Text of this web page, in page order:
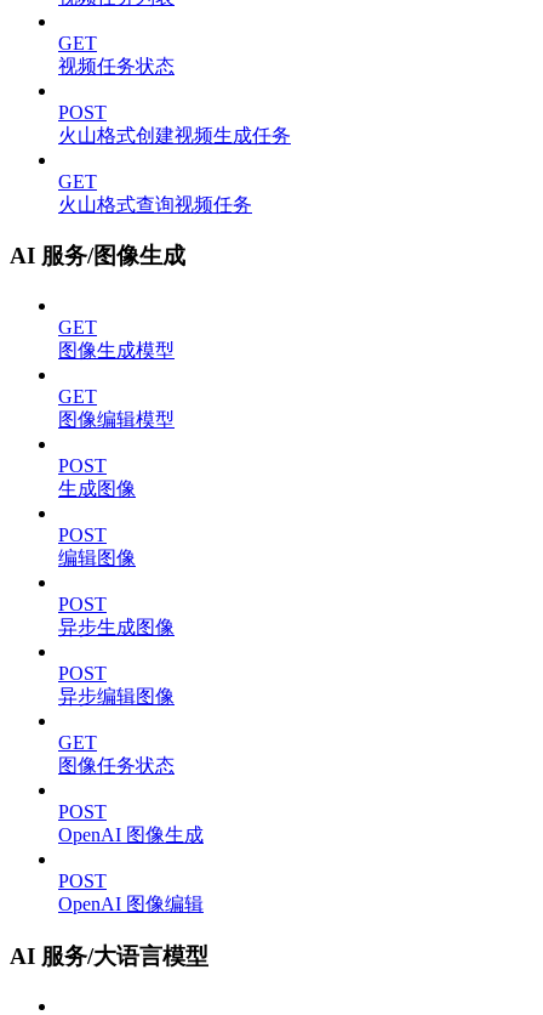
GET
视频任务状态
POST
火山格式创建视频生成任务
GET
火山格式查询视频任务
AI 服务/图像生成
GET
图像生成模型
GET
图像编辑模型
POST
生成图像
POST
编辑图像
POST
异步生成图像
POST
异步编辑图像
GET
图像任务状态
POST
OpenAI 图像生成
POST
OpenAI 图像编辑
AI 服务/大语言模型